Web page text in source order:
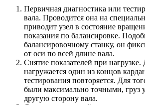
Первичная диагностика или
вала. Проводится она на
приводит узел в состояние
показания по балансировке.
балансировочному станку, он
от оси по всей длине вала.
Снятие показателей при нагрузке.
нагружается один из концов
тестирования повторяется. Для
были максимально точными, груз
другую сторону вала.